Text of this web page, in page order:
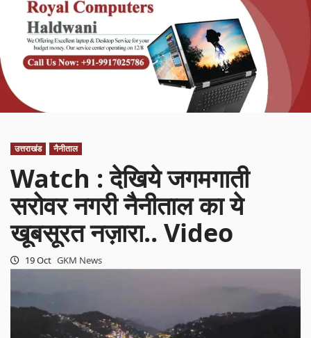
उत्तराखंड नैनीताल
Watch : देखिये जगमगाती
सरोवर नगरी नैनीताल का ये
खूबसूरत नज़ारा.. Video
19 Oct GKM News